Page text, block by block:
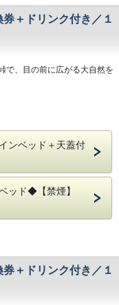
場 20:00）
9:00）
けさせていただく場合があり
ださいませ。
）
）
呂
8111＞までお問い合わせく
間違いなし。
一望できます。
景が一望できます。
ゃる場合は備考欄へご人数を
で感じながら、夕食は幻想的
フェをお楽しみください。
お召し上がりいただく夕食
ニもお楽しみいただけま
る場合がございます。
真はイメージとなりま
場 20:00）
9:00）
＋ドリンク付き／１
で、目の前に広がる大自然を
と時をご堪能ください。
ックアウト日までとなりま
問い合わせください。
間違いなし。
一望できます。
ンベッド＋天蓋付
ベッド◆【禁煙】
＋ドリンク付き／１